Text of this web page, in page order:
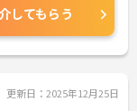
してもらう
更新日：2025年12月25日